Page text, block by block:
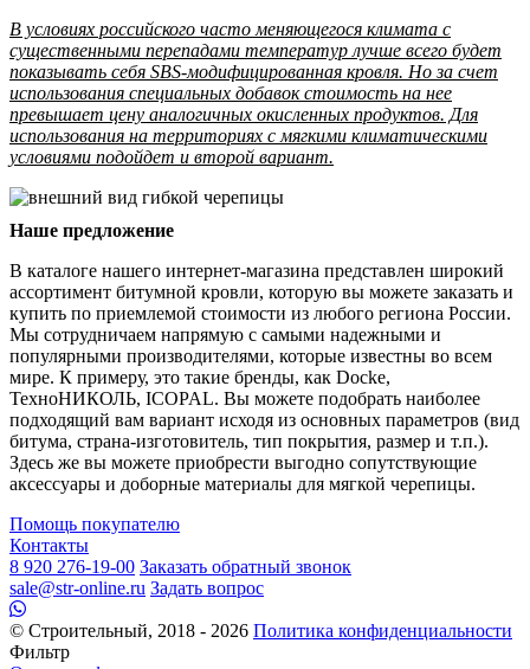
В условиях российского часто меняющегося климата с
существенными перепадами температур лучше всего будет
показывать себя SBS-модифицированная кровля. Но за счет
использования специальных добавок стоимость на нее
превышает цену аналогичных окисленных продуктов. Для
использования на территориях с мягкими климатическими
условиями подойдет и второй вариант.
Наше предложение
В каталоге нашего интернет-магазина представлен широкий
ассортимент битумной кровли, которую вы можете заказать и
купить по приемлемой стоимости из любого региона России.
Мы сотрудничаем напрямую с самыми надежными и
популярными производителями, которые известны во всем
мире. К примеру, это такие бренды, как Docke,
ТехноНИКОЛЬ, ICOPAL. Вы можете подобрать наиболее
подходящий вам вариант исходя из основных параметров (вид
битума, страна-изготовитель, тип покрытия, размер и т.п.).
Здесь же вы можете приобрести выгодно сопутствующие
аксессуары и доборные материалы для мягкой черепицы.
Помощь покупателю
Контакты
8 920 276-19-00 Заказать обратный звонок
sale@str-online.ru Задать вопрос
© Строительный, 2018 - 2026 Политика конфиденциальности
Фильтр